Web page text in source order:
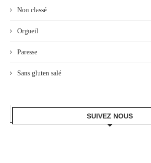
Non classé
Orgueil
Paresse
Sans gluten salé
SUIVEZ NOUS